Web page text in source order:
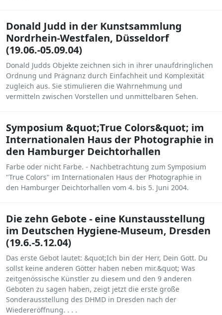
Donald Judd in der Kunstsammlung
Nordrhein-Westfalen, Düsseldorf
(19.06.-05.09.04)
Donald Judds Objekte zeichnen sich in ihrer unaufdringlichen
Ordnung und Prägnanz durch Einfachheit und Komplexität
zugleich aus. Sie stimulieren die Wahrnehmung und
vermitteln zwischen Vorstellen und unmittelbaren Sehen.
Symposium &quot;True Colors&quot; im
Internationalen Haus der Photographie in
den Hamburger Deichtorhallen
Farbe oder nicht Farbe. - Nachbetrachtung zum Symposium
"True Colors" im Internationalen Haus der Photographie in
den Hamburger Deichtorhallen vom 4. bis 5. Juni 2004.
Die zehn Gebote - eine Kunstausstellung
im Deutschen Hygiene-Museum, Dresden
(19.6.-5.12.04)
Das erste Gebot lautet: &quot;Ich bin der Herr, Dein Gott. Du
sollst keine anderen Götter haben neben mir.&quot; Was
zeitgenössische Künstler zu diesem und den 9 anderen
Geboten zu sagen haben, zeigt jetzt die erste große
Sonderausstellung des DHMD in Dresden nach der
Wiedereröffnung. . . .